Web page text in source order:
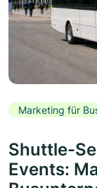
Marketing für
Shuttle-
Events: